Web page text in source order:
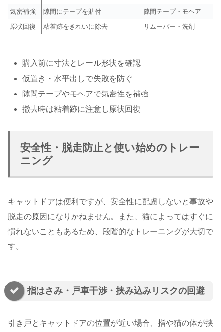
気密補強
隙間にテープを貼付
隙間テープ・モヘア
原状回復
粘着跡をきれいに除去 リムーバー・洗剤
購入前に寸法とレール形状を確認
仮置き・水平出しで失敗を防ぐ
隙間テープやモヘアで気密性を補強
撤去時は粘着跡に注意し原状回復
安全性・脱走防止と使い始めのトレー
ニング
キャットドアは便利ですが、安全性に配慮しないと事故や
脱走の原因になりかねません。また、猫によってはすぐに
慣れないこともあるため、段階的なトレーニングが大切で
す。
指はさみ・戸車干渉・挟み込みリスクの回避
引き戸とキャットドアの位置が近い場合、指や猫の体が挟